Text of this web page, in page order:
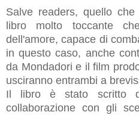
Salve readers, quello
libro molto toccante
dell'amore, capace di
in questo caso, anche
da Mondadori e il film
usciranno entrambi a
Il libro è stato scritto
collaborazione con gli